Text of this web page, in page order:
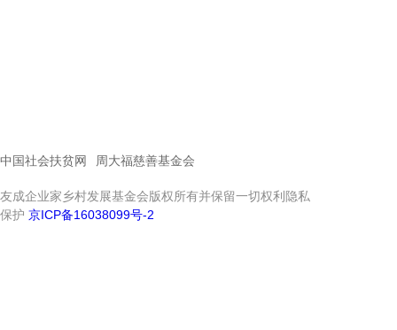
中国社会扶贫网 周大福慈善基金会
友成企业家乡村发展基金会版权所有并保留一切权利隐私
保护 京ICP备16038099号-2